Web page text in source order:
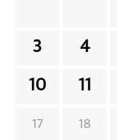
3 4
10 11
17 18